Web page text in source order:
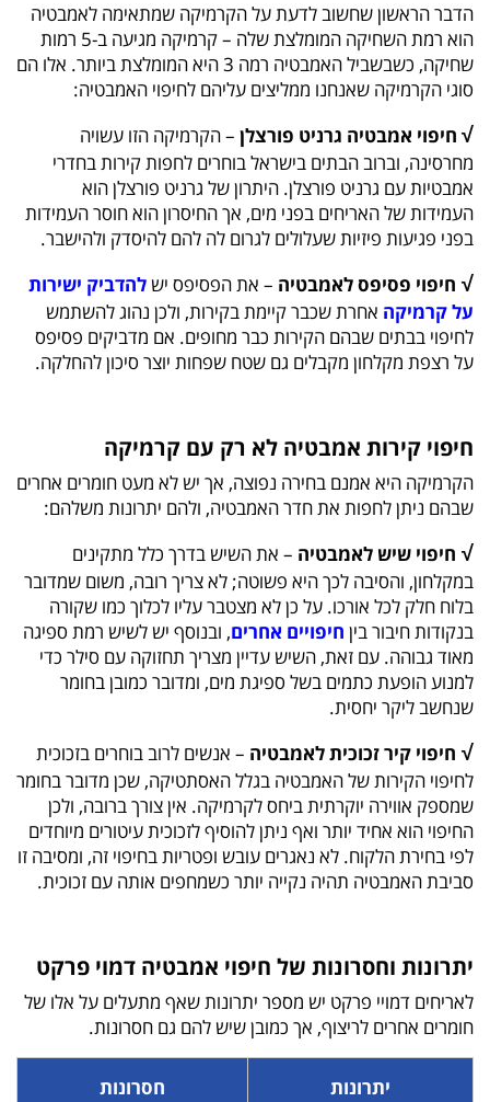
הדבר הראשון שחשוב לדעת על הקרמיקה שמתאימה לאמבטיה
הוא רמת השחיקה המומלצת שלה – קרמיקה מגיעה ב-5 רמות
שחיקה, כשבשביל האמבטיה רמה 3 היא המומלצת ביותר. אלו הם
סוגי הקרמיקה שאנחנו ממליצים עליהם לחיפוי האמבטיה:
√ חיפוי אמבטיה גרניט פורצלן – הקרמיקה הזו עשויה
מחרסינה, וברוב הבתים בישראל בוחרים לחפות קירות בחדרי
אמבטיות עם גרניט פורצלן. היתרון של גרניט פורצלן הוא
העמידות של האריחים בפני מים, אך החיסרון הוא חוסר העמידות
בפני פגיעות פיזיות שעלולים לגרום לה להם להיסדק ולהישבר.
√ חיפוי פסיפס לאמבטיה – את הפסיפס יש להדביק ישירות
על קרמיקה אחרת שכבר קיימת בקירות, ולכן נהוג להשתמש
לחיפוי בבתים שבהם הקירות כבר מחופים. אם מדביקים פסיפס
על רצפת מקלחון מקבלים גם שטח שפחות יוצר סיכון להחלקה.
חיפוי קירות אמבטיה לא רק עם קרמיקה
הקרמיקה היא אמנם בחירה נפוצה, אך יש לא מעט חומרים אחרים
שבהם ניתן לחפות את חדר האמבטיה, ולהם יתרונות משלהם:
√ חיפוי שיש לאמבטיה – את השיש בדרך כלל מתקינים
במקלחון, והסיבה לכך היא פשוטה; לא צריך רובה, משום שמדובר
בלוח חלק לכל אורכו. על כן לא מצטבר עליו לכלוך כמו שקורה
בנקודות חיבור בין חיפויים אחרים, ובנוסף יש לשיש רמת ספיגה
מאוד גבוהה. עם זאת, השיש עדיין מצריך תחזוקה עם סילר כדי
למנוע הופעת כתמים בשל ספיגת מים, ומדובר כמובן בחומר
שנחשב ליקר יחסית.
√ חיפוי קיר זכוכית לאמבטיה – אנשים לרוב בוחרים בזכוכית
לחיפוי הקירות של האמבטיה בגלל האסתטיקה, שכן מדובר בחומר
שמספק אווירה יוקרתית ביחס לקרמיקה. אין צורך ברובה, ולכן
החיפוי הוא אחיד יותר ואף ניתן להוסיף לזכוכית עיטורים מיוחדים
לפי בחירת הלקוח. לא נאגרים עובש ופטריות בחיפוי זה, ומסיבה זו
סביבת האמבטיה תהיה נקייה יותר כשמחפים אותה עם זכוכית.
יתרונות וחסרונות של חיפוי אמבטיה דמוי פרקט
לאריחים דמויי פרקט יש מספר יתרונות שאף מתעלים על אלו של
חומרים אחרים לריצוף, אך כמובן שיש להם גם חסרונות.
יתרונות חסרונות